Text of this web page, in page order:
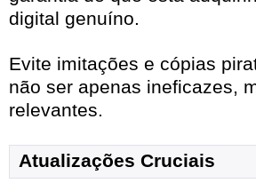
digital genuíno.
Evite imitações e cópias
não ser apenas ineficazes,
relevantes.
Atualizações Cruciais